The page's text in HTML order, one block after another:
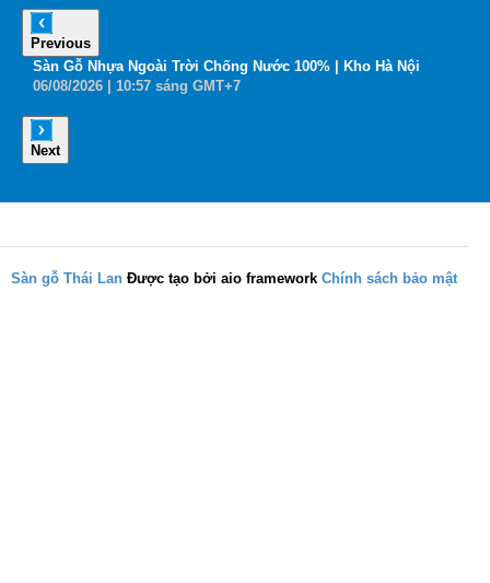
Previous
Sàn Gỗ Nhựa Ngoài Trời Chống Nước 100% | Kho Hà Nội
06/08/2026 | 10:57 sáng GMT+7
Next
Sàn gỗ Thái Lan Được tạo bởi aio framework Chính sách bảo mật